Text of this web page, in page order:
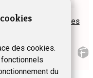
siteMentions légales
des cookies.
du